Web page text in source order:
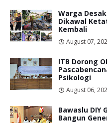
Warga
Dikawal
Kembali
August 07,
ITB Dorong
Psikologi
August 06,
Bawaslu DIY
Bangun